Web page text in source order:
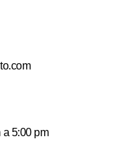
a 5:00 pm